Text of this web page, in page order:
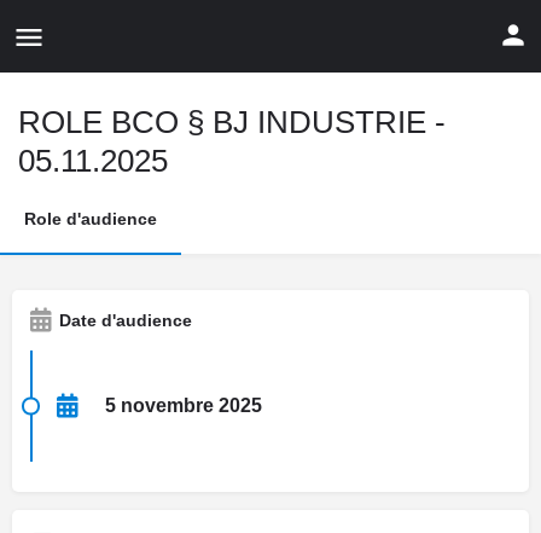
ROLE BCO § BJ INDUSTRIE -
05.11.2025
Role d'audience
Date d'audience
5 novembre 2025